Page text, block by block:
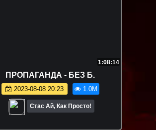
1:08:14
ПРОПАГАНДА - БЕЗ Б.
2023-08-08 20:23 1.0M
Стас Ай, Как Просто!